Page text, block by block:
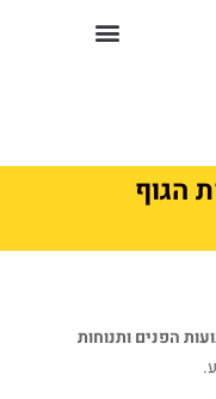
הגוף
הפנים ותנוחות